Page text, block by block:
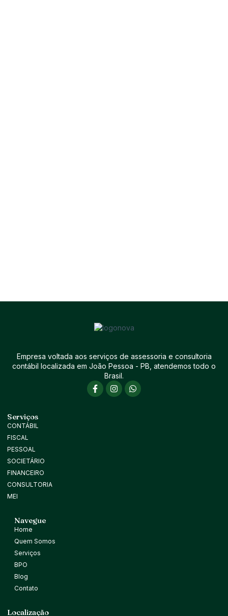
Empresa voltada aos serviços de assessoria e consultoria
contábil localizada em João Pessoa - PB, atendemos todo o
Brasil.
Serviços
CONTÁBIL
FISCAL
PESSOAL
SOCIETÁRIO
FINANCEIRO
CONSULTORIA
MEI
Navegue
Home
Quem Somos
Serviços
BPO
Blog
Contato
Localização